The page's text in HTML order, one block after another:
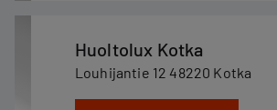
Huoltolux Kotka
Louhijantie 12 48220 Kotka